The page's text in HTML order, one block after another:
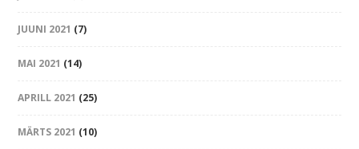
JUUNI 2021 (7)
MAI 2021 (14)
APRILL 2021 (25)
MÄRTS 2021 (10)